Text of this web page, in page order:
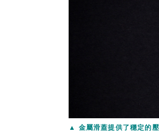
▲ 金屬滑蓋提供了穩定的